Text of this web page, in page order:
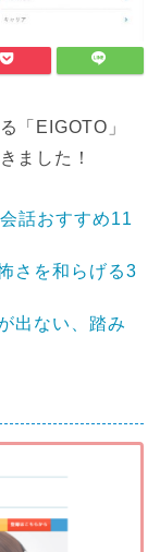
「EIGOTO」
ました！
話おすすめ11
さを和らげる3
出ない、踏み